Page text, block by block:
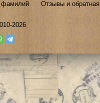
фамилий Отзывы и
2026